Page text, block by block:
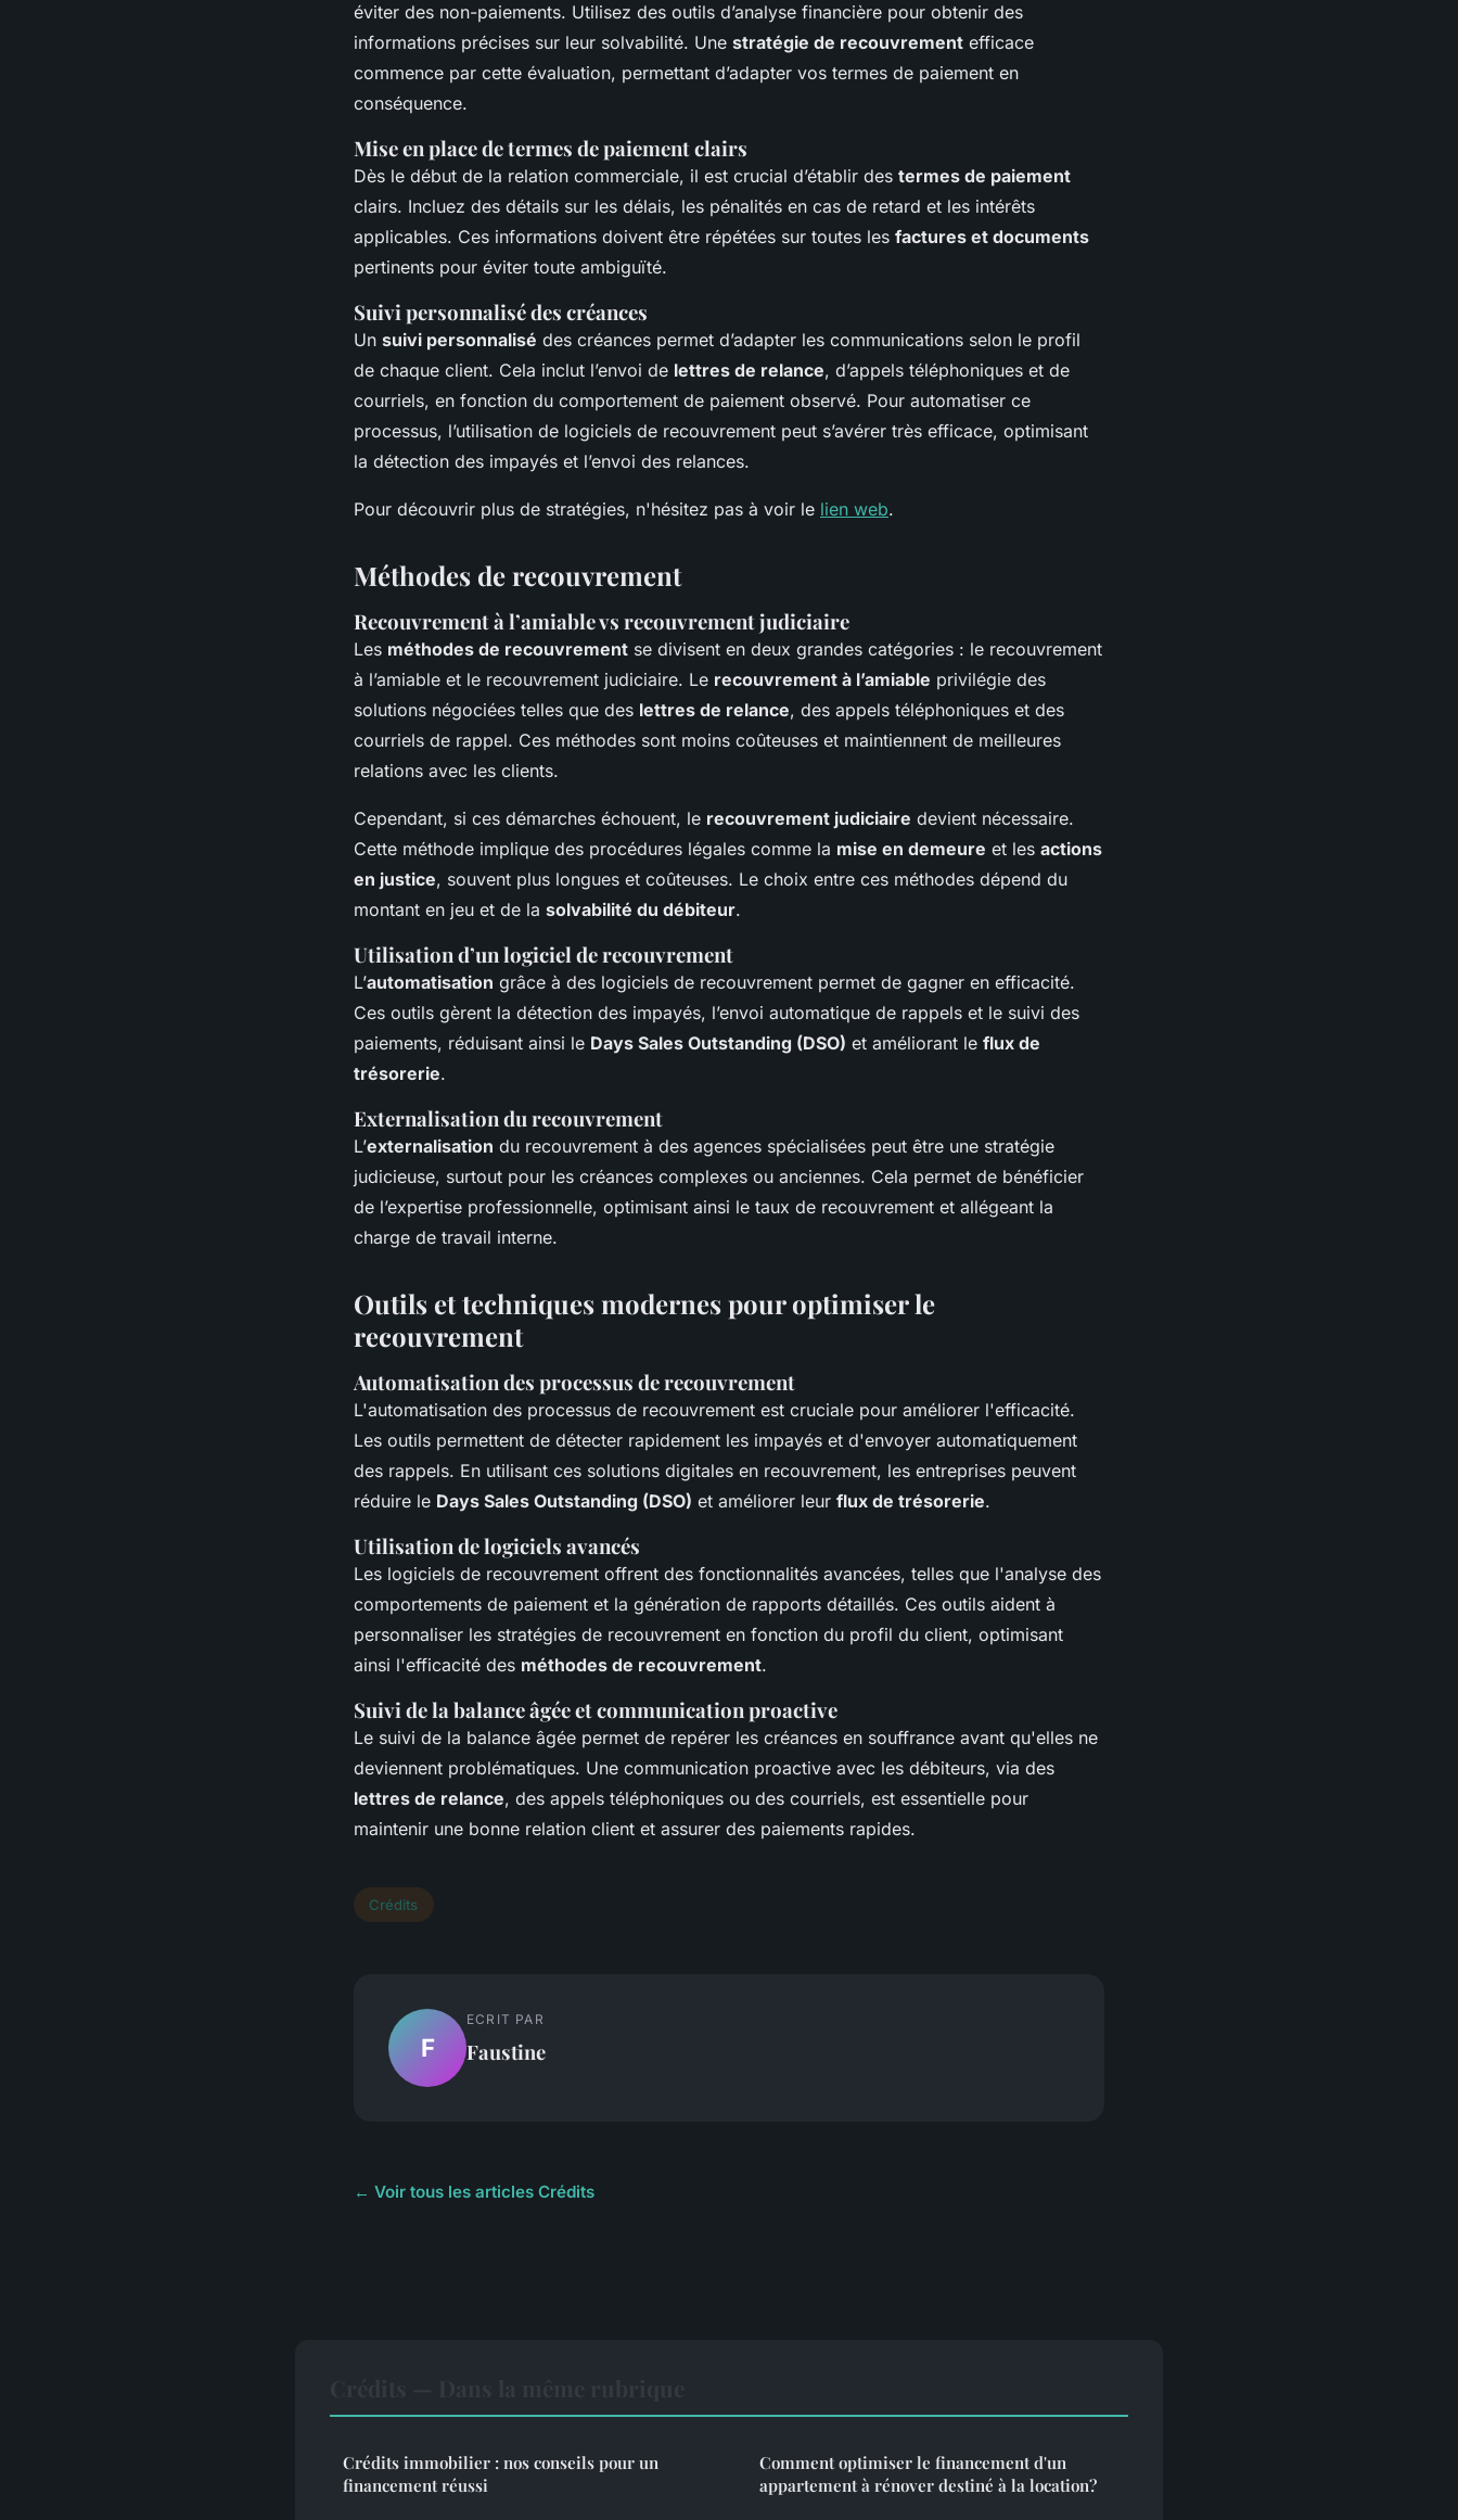
éviter des non-paiements. Utilisez des outils d’analyse financière pour obtenir des
informations précises sur leur solvabilité. Une stratégie de recouvrement efficace
commence par cette évaluation, permettant d’adapter vos termes de paiement en
conséquence.
Mise en place de termes de paiement clairs
Dès le début de la relation commerciale, il est crucial d’établir des termes de paiement
clairs. Incluez des détails sur les délais, les pénalités en cas de retard et les intérêts
applicables. Ces informations doivent être répétées sur toutes les factures et documents
pertinents pour éviter toute ambiguïté.
Suivi personnalisé des créances
Un suivi personnalisé des créances permet d’adapter les communications selon le profil
de chaque client. Cela inclut l’envoi de lettres de relance, d’appels téléphoniques et de
courriels, en fonction du comportement de paiement observé. Pour automatiser ce
processus, l’utilisation de logiciels de recouvrement peut s’avérer très efficace, optimisant
la détection des impayés et l’envoi des relances.
Pour découvrir plus de stratégies, n'hésitez pas à voir le lien web.
Méthodes de recouvrement
Recouvrement à l’amiable vs recouvrement judiciaire
Les méthodes de recouvrement se divisent en deux grandes catégories : le recouvrement
à l’amiable et le recouvrement judiciaire. Le recouvrement à l’amiable privilégie des
solutions négociées telles que des lettres de relance, des appels téléphoniques et des
courriels de rappel. Ces méthodes sont moins coûteuses et maintiennent de meilleures
relations avec les clients.
Cependant, si ces démarches échouent, le recouvrement judiciaire devient nécessaire.
Cette méthode implique des procédures légales comme la mise en demeure et les actions
en justice, souvent plus longues et coûteuses. Le choix entre ces méthodes dépend du
montant en jeu et de la solvabilité du débiteur.
Utilisation d’un logiciel de recouvrement
L’automatisation grâce à des logiciels de recouvrement permet de gagner en efficacité.
Ces outils gèrent la détection des impayés, l’envoi automatique de rappels et le suivi des
paiements, réduisant ainsi le Days Sales Outstanding (DSO) et améliorant le flux de
trésorerie.
Externalisation du recouvrement
L’externalisation du recouvrement à des agences spécialisées peut être une stratégie
judicieuse, surtout pour les créances complexes ou anciennes. Cela permet de bénéficier
de l’expertise professionnelle, optimisant ainsi le taux de recouvrement et allégeant la
charge de travail interne.
Outils et techniques modernes pour optimiser le
recouvrement
Automatisation des processus de recouvrement
L'automatisation des processus de recouvrement est cruciale pour améliorer l'efficacité.
Les outils permettent de détecter rapidement les impayés et d'envoyer automatiquement
des rappels. En utilisant ces solutions digitales en recouvrement, les entreprises peuvent
réduire le Days Sales Outstanding (DSO) et améliorer leur flux de trésorerie.
Utilisation de logiciels avancés
Les logiciels de recouvrement offrent des fonctionnalités avancées, telles que l'analyse des
comportements de paiement et la génération de rapports détaillés. Ces outils aident à
personnaliser les stratégies de recouvrement en fonction du profil du client, optimisant
ainsi l'efficacité des méthodes de recouvrement.
Suivi de la balance âgée et communication proactive
Le suivi de la balance âgée permet de repérer les créances en souffrance avant qu'elles ne
deviennent problématiques. Une communication proactive avec les débiteurs, via des
lettres de relance, des appels téléphoniques ou des courriels, est essentielle pour
maintenir une bonne relation client et assurer des paiements rapides.
Crédits
F
ECRIT PAR
Faustine
← Voir tous les articles Crédits
Crédits immobilier : nos conseils pour un
financement réussi
Comment optimiser le financement d'un
appartement à rénover destiné à la location?